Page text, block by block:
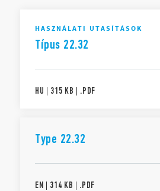
HASZNÁLATI UTASÍTÁSOK
Típus 22.32
HU | 315 KB | .PDF
Type 22.32
EN | 314 KB | .PDF